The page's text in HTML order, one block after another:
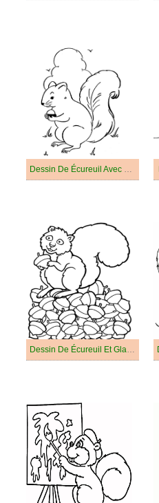
Dessin De Écureuil Avec Une Noix
Dessin De Écureuil Et Glands